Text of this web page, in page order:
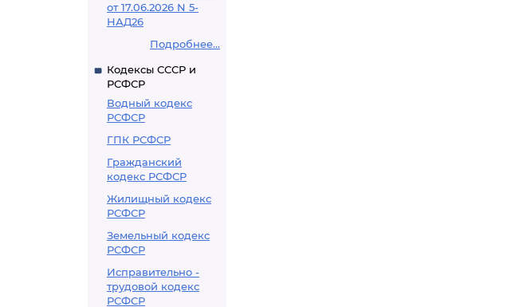
от 17.06.2026 N 5-
НАД26
Подробнее...
Кодексы СССР и
РСФСР
Водный кодекс
РСФСР
ГПК РСФСР
Гражданский
кодекс РСФСР
Жилищный кодекс
РСФСР
Земельный кодекс
РСФСР
Исправительно -
трудовой кодекс
РСФСР